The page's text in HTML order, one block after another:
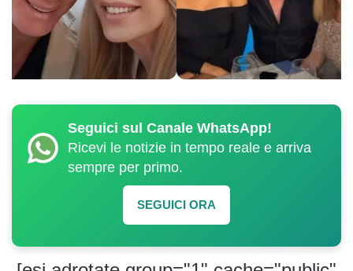
Seguici sul Canale WhatsApp!
Ricevi le notizie in tempo reale e arriva
sempre per primo.
SEGUICI ORA